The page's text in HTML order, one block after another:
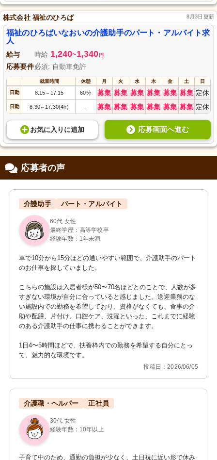
株式会社 福祉のひろば 8月3日更新
福祉のひろばいなおいの介護助手のパート・アルバイト求
人
給与 時給 1,240~1,340 円
応募要件必須: 自動車免許
就業時間 休憩 月 火 水 木 金 土 日
日勤 8:15～ 17:15 60分 募集 募集 募集 募集 募集 募集 定休
日勤 8:30～ 17:30(4h) - 募集 募集 募集 募集 募集 募集 定休
お気に入り に追加 応募画面へ進む
応募者の声
介護助手 パート・アルバイト
60代 女性
最終学歴：高等学校卒
経験年数：1年未満
車で10分から15分ほどの通いやすい範囲で、介護助手のパート
のお仕事を探していました。
こちらの施設は入居者様が50〜70名ほどとのことで、人数が多
すぎない環境が自分に合っていると感じました。送迎業務のな
い施設内での勤務を希望しており、資格がなくても、食事の介
助や配膳、片付け、口腔ケア、洗濯といった、これまでに経験
のある介護助手の仕事に携わることができます。
1日4〜5時間ほどで、扶養枠内での勤務を希望する自分にとっ
て、魅力的な環境です。
投稿日：2026/06/05
介護職・ヘルパー 正社員
30代 女性
経験年数：10年以上
子育て中のため、通勤の負担が少なく、土日祝に近い形で休み